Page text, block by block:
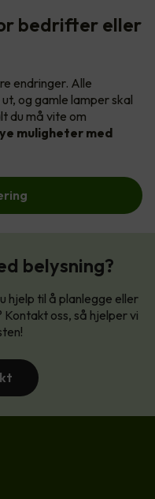
bedrifter eller
endringer. Alle
og gamle lamper skal
du må vite om
muligheter med
belysning?
hjelp til å planlegge eller
Kontakt oss, så hjelper vi